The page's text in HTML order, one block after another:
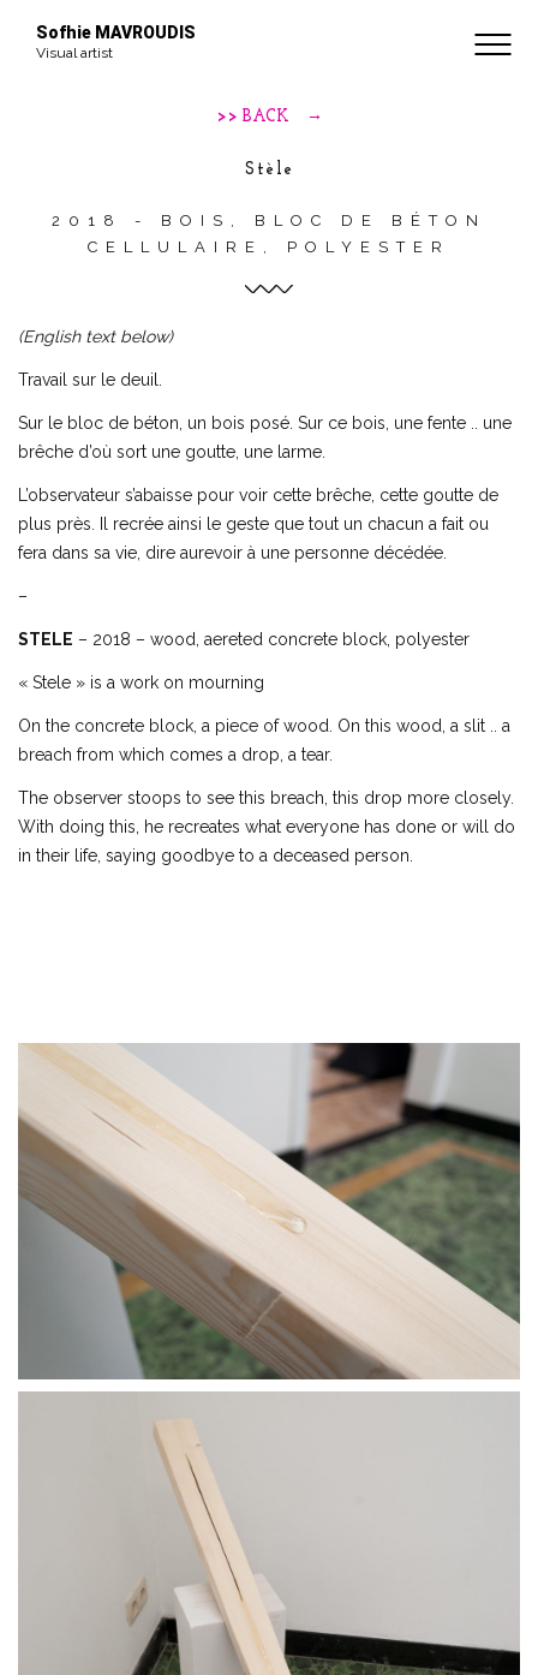
BIOGRAPHIE
Sofhie MAVROUDIS
Visual artist
>> BACK
Stèle
2018 - BOIS, BLOC DE BÉTON
CELLULAIRE, POLYESTER
(English text below)
Travail sur le deuil.
Sur le bloc de béton, un bois posé. Sur ce bois, une fente .. une
brêche d’où sort une goutte, une larme.
L’observateur s’abaisse pour voir cette brêche, cette goutte de
plus près. Il recrée ainsi le geste que tout un chacun a fait ou
fera dans sa vie, dire aurevoir à une personne décédée.
–
STELE – 2018 – wood, aereted concrete block, polyester
« Stele » is a work on mourning
On the concrete block, a piece of wood. On this wood, a slit .. a
breach from which comes a drop, a tear.
The observer stoops to see this breach, this drop more closely.
With doing this, he recreates what everyone has done or will do
in their life, saying goodbye to a deceased person.